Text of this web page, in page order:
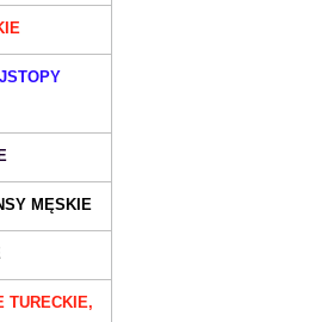
MĘSKIE
TURECKIE,